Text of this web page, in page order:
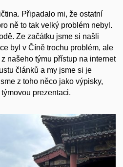
Připadalo mi, že ostatní
ně to tak velký problém nebyl.
Ze začátku jsme si našli
byl v Číně trochu problém, ale
našeho týmu přístup na internet
článků a my jsme si je
z toho něco jako výpisky,
prezentaci.